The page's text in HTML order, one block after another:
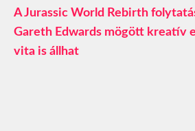
A Jurassic World Rebirth
Gareth Edwards mögött kreatív
vita is állhat